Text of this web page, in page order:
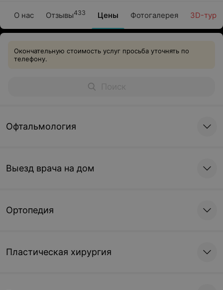
О нас Отзывы433 Цены Фотогалерея 3D-тур
Окончательную стоимость услуг просьба уточнять по
телефону.
Офтальмология
Выезд врача на дом
Ортопедия
Пластическая хирургия